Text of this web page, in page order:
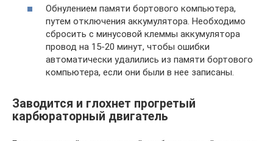
Обнулением памяти бортового компьютера,
путем отключения аккумулятора. Необходимо
сбросить с минусовой клеммы аккумулятора
провод на 15-20 минут, чтобы ошибки
автоматически удалились из памяти бортового
компьютера, если они были в нее записаны.
Заводится и глохнет прогретый
карбюраторный двигатель